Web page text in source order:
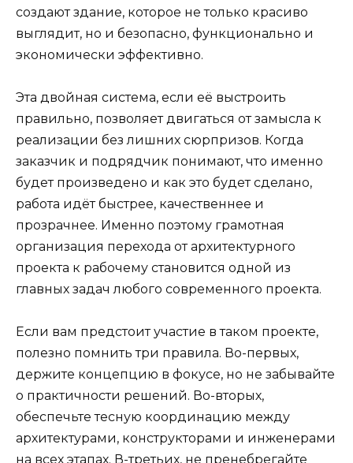
создают здание, которое не только красиво
выглядит, но и безопасно, функционально и
экономически эффективно.
Эта двойная система, если её выстроить
правильно, позволяет двигаться от замысла к
реализации без лишних сюрпризов. Когда
заказчик и подрядчик понимают, что именно
будет произведено и как это будет сделано,
работа идёт быстрее, качественнее и
прозрачнее. Именно поэтому грамотная
организация перехода от архитектурного
проекта к рабочему становится одной из
главных задач любого современного проекта.
Если вам предстоит участие в таком проекте,
полезно помнить три правила. Во-первых,
держите концепцию в фокусе, но не забывайте
о практичности решений. Во-вторых,
обеспечьте тесную координацию между
архитектурами, конструкторами и инженерами
на всех этапах. В-третьих, не пренебрегайте